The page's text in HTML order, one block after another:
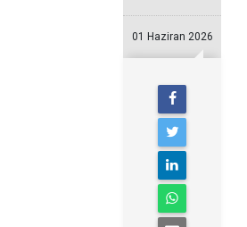
01 Haziran 2026